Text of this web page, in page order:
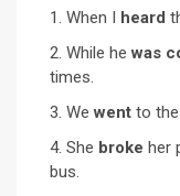
When I heard
While hewas
times.
Wewent to
She broke her
bus.